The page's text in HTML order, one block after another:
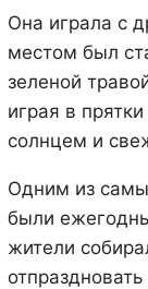
Она играла с
местом был
зеленой
играя в
солнцем и
Одним из
были
жители